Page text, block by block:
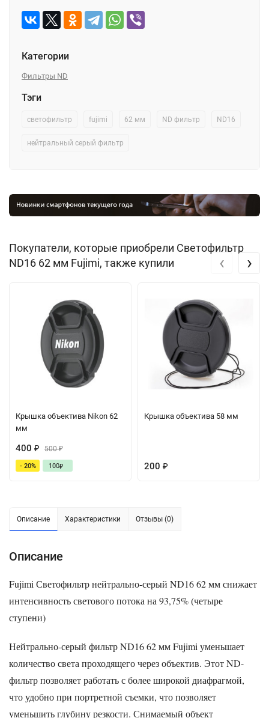
Категории
Фильтры ND
Тэги
светофильтр fujimi 62 мм ND фильтр ND16
нейтральный серый фильтр
Покупатели, которые приобрели Светофильтр
ND16 62 мм Fujimi, также купили
Крышка объектива Nikon 62
мм
400 ₽ 500₽
- 20% 100₽
Крышка объектива 58 мм
200 ₽
‹ ›
Описание Характеристики Отзывы (0)
Описание
FujimiСветофильтр нейтрально-серый ND16 62 ммснижает
интенсивность светового потока на 93,75% (четыре
ступени)
Нейтрально-серый фильтр ND16 62 мм Fujimi уменьшает
количество света проходящего через объектив. Этот ND-
фильтр позволяет работать с более широкой диафрагмой,
что удобно при портретной съемки, что позволяет
уменьшить глубину резкости. Снимаемый объект